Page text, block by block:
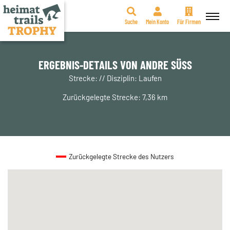
Zum
Suche Mein Konto Für Firmen
ERGEBNIS-DETAILS VON ANDRE SÜSS
Strecke: // Disziplin: Laufen
Zurückgelegte Strecke: 7,36 km
Zurückgelegte Strecke des Nutzers